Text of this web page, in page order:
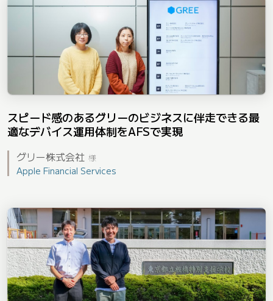
スピード感のあるグリーのビジネスに伴走できる最
適なデバイス運用体制をAFSで実現
グリー株式会社 様
Apple Financial Services